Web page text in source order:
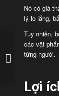
Nó có giá
lý lo lắng,
Tuy nhiên,
các vật
từng người.
Lợi
Cách xếp hoa